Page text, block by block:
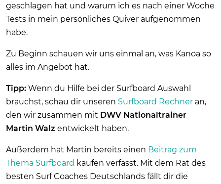
geschlagen hat und warum ich es nach einer Woche
Tests in mein persönliches Quiver aufgenommen
habe.
Zu Beginn schauen wir uns einmal an, was Kanoa so
alles im Angebot hat.
Tipp: Wenn du Hilfe bei der Surfboard Auswahl
brauchst, schau dir unseren Surfboard Rechner an,
den wir zusammen mit DWV Nationaltrainer
Martin Walz entwickelt haben.
Außerdem hat Martin bereits einen Beitrag zum
Thema Surfboard kaufen verfasst. Mit dem Rat des
besten Surf Coaches Deutschlands fällt dir die